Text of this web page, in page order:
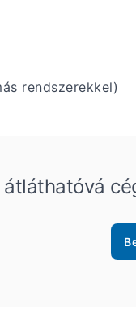
rendszerekkel)
átláthatóvá